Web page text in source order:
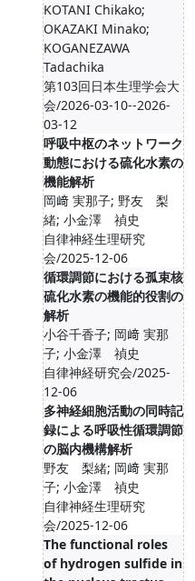
KOTANI Chikako;
OKAZAKI Minako;
KOGANEZAWA
Tadachika
第103回日本生理学会大
会/2026-03-10--2026-
03-12
呼吸中枢のネットワーク
動態における硫化水素の
機能解析
岡﨑 実那子; 野友 梨
緒; 小金澤 禎史
自律神経生理研究
会/2025-12-06
循環調節における孤束核
硫化水素の機能的役割の
解析
小谷千香子; 岡﨑 実那
子; 小金澤 禎史
自律神経研究会/2025-
12-06
多神経細胞活動の同時記
録による呼吸性循環調節
の脳内機構解析
野友 梨緒; 岡﨑 実那
子; 小金澤 禎史
自律神経生理研究
会/2025-12-06
The functional roles
of hydrogen sulfide in